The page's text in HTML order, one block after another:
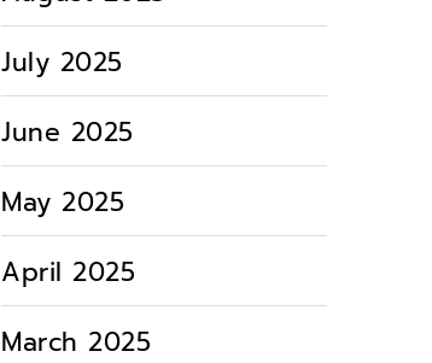
July 2025
June 2025
May 2025
April 2025
March 2025